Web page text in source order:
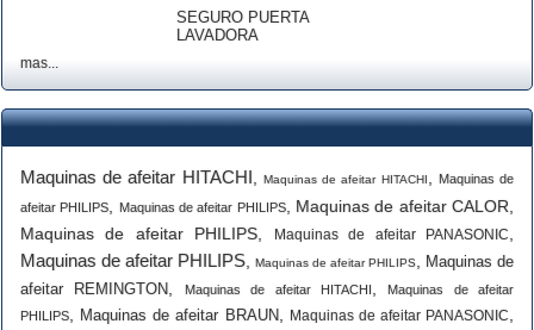
SEGURO PUERTA
LAVADORA
mas...
Maquinas de afeitar HITACHI Maquinas de afeitar HITACHI
Maquinas de
afeitar PHILIPS
Maquinas de afeitar PHILIPS, Maquinas de afeitar CALOR
Maquinas de afeitar PHILIPS
Maquinas de afeitar PANASONIC
Maquinas de afeitar PHILIPS Maquinas de afeitar PHILIPS
Maquinas de
afeitar REMINGTON
Maquinas de afeitar HITACHI ,Maquinas de afeitar
PHILIPS
Maquinas de afeitar BRAUN, Maquinas de afeitar PANASONIC